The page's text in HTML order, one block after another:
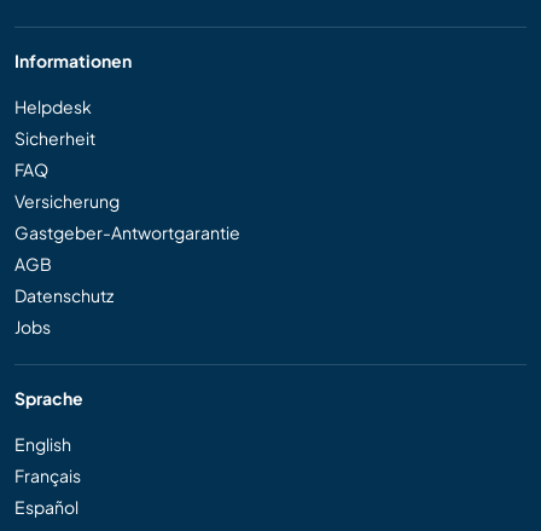
Informationen
Helpdesk
Sicherheit
FAQ
Versicherung
Gastgeber-Antwortgarantie
AGB
Datenschutz
Jobs
Sprache
English
Français
Español